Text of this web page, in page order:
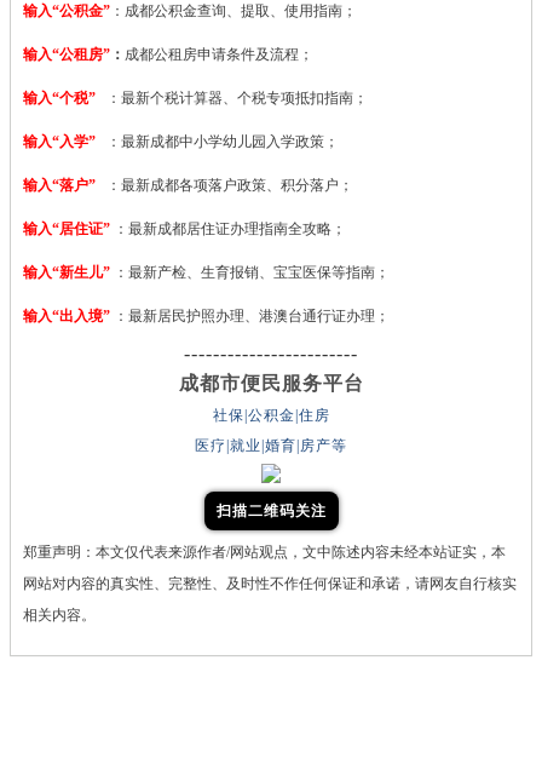
输入“公积金” ：成都公积金查询、提取、使用指南；
输入“公租房” ： 成都公租房申请条件及流程；
输入“个税” ：最新个税计算器、个税专项抵扣指南；
输入“入学” ：最新成都中小学幼儿园入学政策；
输入“落户” ：最新成都各项落户政策、积分落户；
输入“居住证” ：最新成都居住证办理指南全攻略；
输入“新生儿” ：最新产检、生育报销、宝宝医保等指南；
输入“出入境” ：最新居民护照办理、港澳台通行证办理；
------------------------
成都市便民服务平台
社保|公积金|住房
医疗|就业|婚育|房产等
扫描二维码关注
郑重声明：本文仅代表来源作者/网站观点，文中陈述内容未经本站证实，本
网站对内容的真实性、完整性、及时性不作任何保证和承诺，请网友自行核实
相关内容。